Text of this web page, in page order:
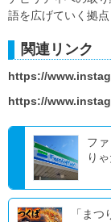
語を広げていく拠点
関連リンク
https://
https://
フ
り
「ま